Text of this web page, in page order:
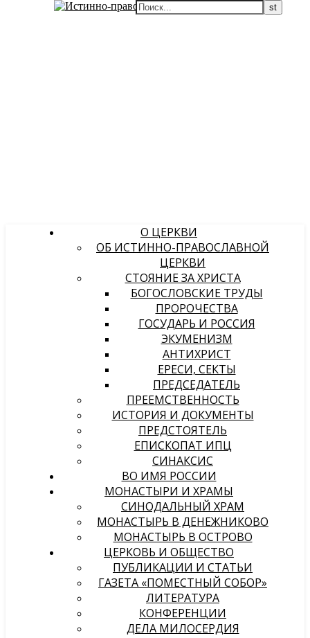
О ЦЕРКВИ
ОБ ИСТИННО-ПРАВОСЛАВНОЙ
ЦЕРКВИ
СТОЯНИЕ ЗА ХРИСТА
БОГОСЛОВСКИЕ ТРУДЫ
ПРОРОЧЕСТВА
ГОСУДАРЬ И РОССИЯ
ЭКУМЕНИЗМ
АНТИХРИСТ
ЕРЕСИ, СЕКТЫ
ПРЕДСЕДАТЕЛЬ
ПРЕЕМСТВЕННОСТЬ
ИСТОРИЯ И ДОКУМЕНТЫ
ПРЕДСТОЯТЕЛЬ
ЕПИСКОПАТ ИПЦ
СИНАКСИС
ВО ИМЯ РОССИИ
МОНАСТЫРИ И ХРАМЫ
СИНОДАЛЬНЫЙ ХРАМ
МОНАСТЫРЬ В ДЕНЕЖНИКОВО
МОНАСТЫРЬ В ОСТРОВО
ЦЕРКОВЬ И ОБЩЕСТВО
ПУБЛИКАЦИИ И СТАТЬИ
ГАЗЕТА «ПОМЕСТНЫЙ СОБОР»
ЛИТЕРАТУРА
КОНФЕРЕНЦИИ
ДЕЛА МИЛОСЕРДИЯ